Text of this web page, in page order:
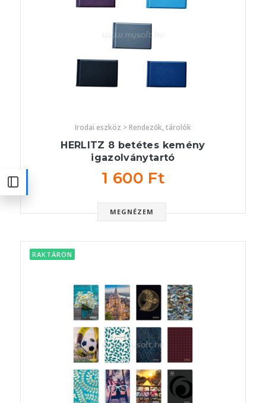
Irodai eszköz > Rendezők, tárolók
HERLITZ 8 betétes kemény
igazolványtartó
1 600 Ft
MEGNÉZEM
RAKTÁRON